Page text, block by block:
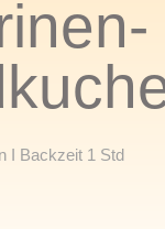
I Backzeit 1 Std